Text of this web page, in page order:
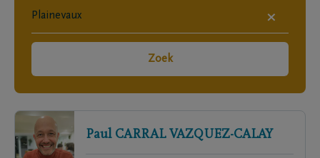
×
Zoek
Paul CARRAL VAZQUEZ-CALAY